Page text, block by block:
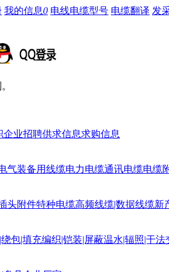
我的信息0 电线电缆型号 电缆翻译 发
企业招聘供求信息求购信息
气装备用线缆电力电缆通讯电缆电缆
头附件特种电缆高频线缆|数据线缆新
绕包|填充编织|铠装|屏蔽温水|辐照|干法